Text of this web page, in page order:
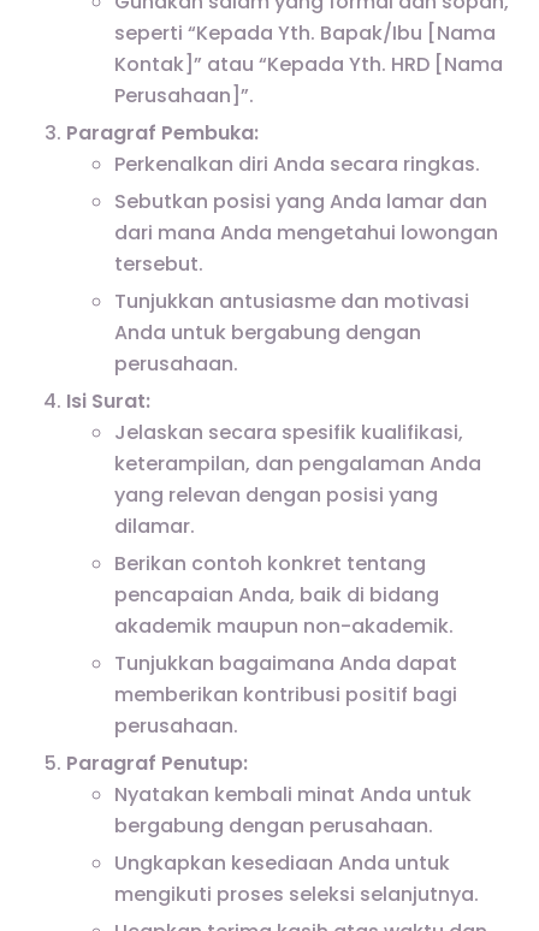
seperti “Kepada Yth. Bapak/Ibu [Nama
Kontak]” atau “Kepada Yth. HRD [Nama
Perusahaan]”.
Paragraf Pembuka:
Perkenalkan diri Anda secara ringkas.
Sebutkan posisi yang Anda lamar dan
dari mana Anda mengetahui lowongan
tersebut.
Tunjukkan antusiasme dan motivasi
Anda untuk bergabung dengan
perusahaan.
Isi Surat:
Jelaskan secara spesifik kualifikasi,
keterampilan, dan pengalaman Anda
yang relevan dengan posisi yang
dilamar.
Berikan contoh konkret tentang
pencapaian Anda, baik di bidang
akademik maupun non-akademik.
Tunjukkan bagaimana Anda dapat
memberikan kontribusi positif bagi
perusahaan.
Paragraf Penutup:
Nyatakan kembali minat Anda untuk
bergabung dengan perusahaan.
Ungkapkan kesediaan Anda untuk
mengikuti proses seleksi selanjutnya.